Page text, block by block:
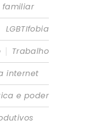
familiar
LGBTIfobia
| Trabalho
internet
e poder